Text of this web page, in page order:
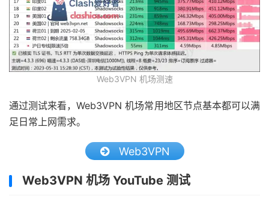
Web3VPN 机场测速
通过测试来看，Web3VPN 机场常用地区节点基本都可以满
足日常上网需求。
Web3VPN
Web3VPN 机场 YouTube 测试